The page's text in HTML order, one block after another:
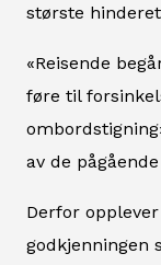
største
«Reisende
føre til
av de
Derfor
godkjenningen